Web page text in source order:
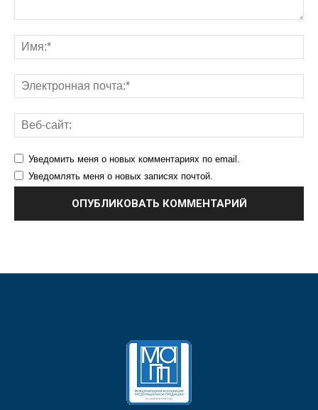
Уведомить меня о новых комментариях по email.
Уведомлять меня о новых записях почтой.